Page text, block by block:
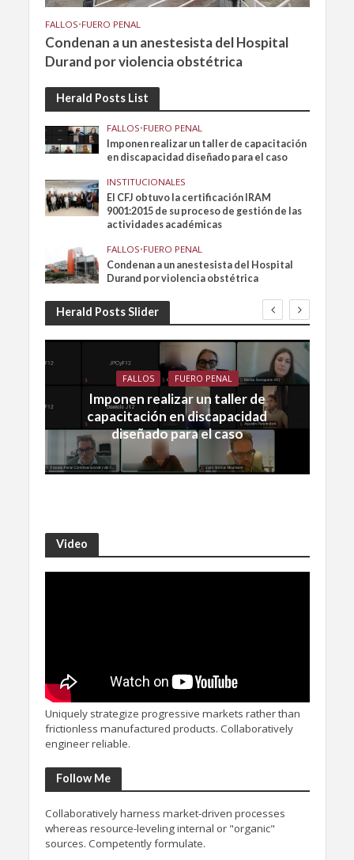
FALLOS•FUERO PENAL
Condenan a un anestesista del Hospital
Durand por violencia obstétrica
Herald Posts List
FALLOS•FUERO PENAL
Imponen realizar un taller de capacitación
en discapacidad diseñado para el caso
INSTITUCIONALES
El CFJ obtuvo la certificación IRAM
9001:2015 de su proceso de gestión de las
actividades académicas
FALLOS•FUERO PENAL
Condenan a un anestesista del Hospital
Durand por violencia obstétrica
Herald Posts Slider
FALLOS FUERO PENAL
Imponen realizar un taller de
capacitación en discapacidad
diseñado para el caso
Video
Uniquely strategize progressive markets rather than
frictionless manufactured products. Collaboratively
engineer reliable.
Follow Me
Collaboratively harness market-driven processes
whereas resource-leveling internal or "organic"
sources. Competently formulate.